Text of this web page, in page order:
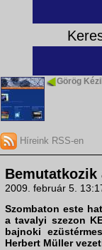
Görög
Híreink RSS-en
Bemutatkozik
2009. február 5.
Szombaton este
a tavalyi szezon
bajnoki
Herbert Müller